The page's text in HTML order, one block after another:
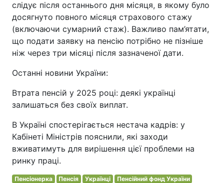
слідує після останнього дня місяця, в якому було
досягнуто повного місяця страхового стажу
(включаючи сумарний стаж). Важливо пам’ятати,
що подати заявку на пенсію потрібно не пізніше
ніж через три місяці після зазначеної дати.
Останні новини України:
Втрата пенсій у 2025 році: деякі українці
залишаться без своїх виплат.
В Україні спостерігається нестача кадрів: у
Кабінеті Міністрів пояснили, які заходи
вживатимуть для вирішення цієї проблеми на
ринку праці.
Пенсіонерка Пенсія Українці
Пенсійний фонд України